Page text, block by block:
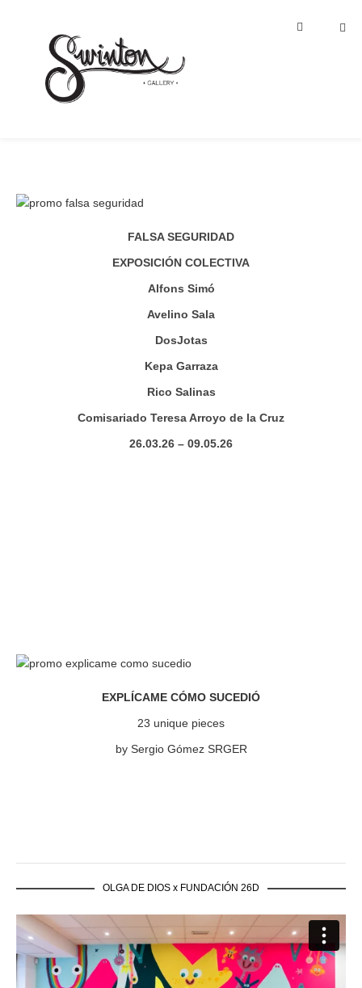
FALSA SEGURIDAD
EXPOSICIÓN COLECTIVA
Alfons Simó
Avelino Sala
DosJotas
Kepa Garraza
Rico Salinas
Comisariado Teresa Arroyo de la Cruz
26.03.26 – 09.05.26
EXPLÍCAME CÓMO SUCEDIÓ
23 unique pieces
by Sergio Gómez SRGER
OLGA DE DIOS x FUNDACIÓN 26D